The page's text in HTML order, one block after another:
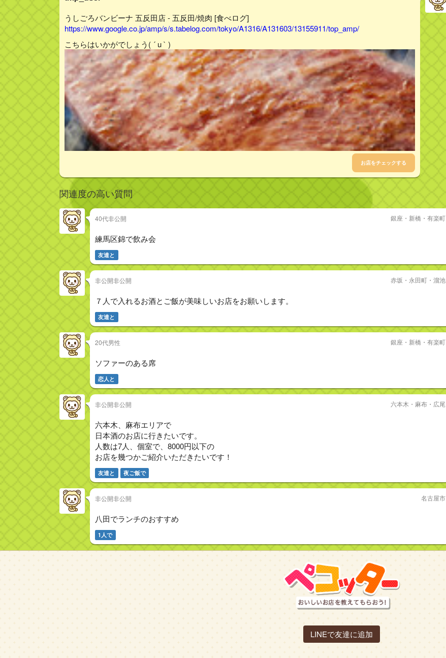
うしごろバンビーナ 五反田店 - 五反田/焼肉 [食べログ]
https://www.google.co.jp/amp/s/s.tabelog.com/tokyo/A1316/A131603/13155911/top_amp/
こちらはいかがでしょう( ´ u ` )
お店をチェックする
関連度の高い質問
40代非公開 銀座・新橋・有楽町
練馬区錦で飲み会
友達と
非公開非公開 赤坂・永田町・溜池
７人で入れるお酒とご飯が美味しいお店をお願いします。
友達と
20代男性 銀座・新橋・有楽町
ソファーのある席
恋人と
非公開非公開 六本木・麻布・広尾
六本木、麻布エリアで
日本酒のお店に行きたいです。
人数は7人、個室で、8000円以下の
お店を幾つかご紹介いただきたいです！
友達と 夜ご飯で
非公開非公開 名古屋市
八田でランチのおすすめ
1人で
LINEで友達に追加